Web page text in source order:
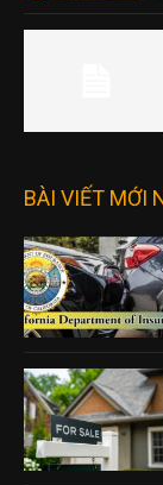
BÀI VIẾT MỚI